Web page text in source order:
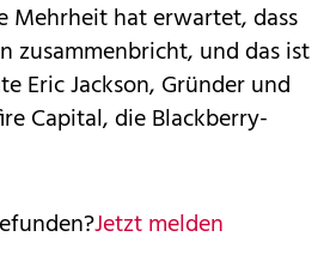
Mehrheit hat erwartet, dass
zusammenbricht, und das ist
Eric Jackson, Gründer und
Capital, die Blackberry-
Jetzt melden